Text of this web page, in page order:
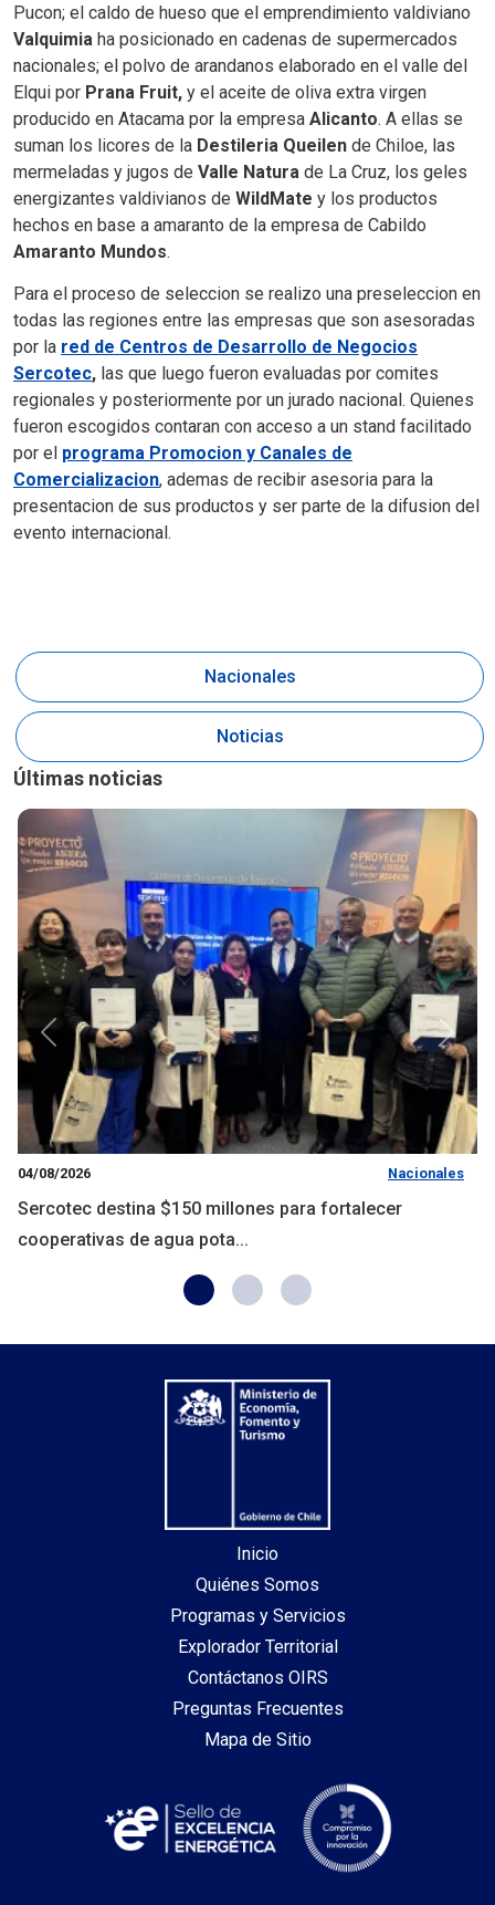
Pucon; el caldo de hueso que el emprendimiento valdiviano
Valquimia ha posicionado en cadenas de supermercados
nacionales; el polvo de arandanos elaborado en el valle del
Elqui por Prana Fruit, y el aceite de oliva extra virgen
producido en Atacama por la empresa Alicanto. A ellas se
suman los licores de la Destileria Queilen de Chiloe, las
mermeladas y jugos de Valle Natura de La Cruz, los geles
energizantes valdivianos de WildMate y los productos
hechos en base a amaranto de la empresa de Cabildo
Amaranto Mundos.
Para el proceso de seleccion se realizo una preseleccion en
todas las regiones entre las empresas que son asesoradas
por la red de Centros de Desarrollo de Negocios
Sercotec, las que luego fueron evaluadas por comites
regionales y posteriormente por un jurado nacional. Quienes
fueron escogidos contaran con acceso a un stand facilitado
por el programa Promocion y Canales de
Comercializacion, ademas de recibir asesoria para la
presentacion de sus productos y ser parte de la difusion del
evento internacional.
Nacionales
Noticias
Últimas noticias
04/08/2026 Nacionales
Sercotec destina $150 millones para fortalecer
cooperativas de agua pota...
Anterior
Inicio
Quiénes Somos
Programas y Servicios
Explorador Territorial
Contáctanos OIRS
Preguntas Frecuentes
Mapa de Sitio